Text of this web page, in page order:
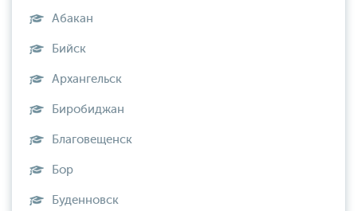
Абакан
Бийск
Архангельск
Биробиджан
Благовещенск
Бор
Буденновск